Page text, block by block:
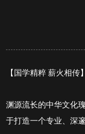
【国学精粹 薪火相
渊源流长的中华文化
于打造一个专业、深